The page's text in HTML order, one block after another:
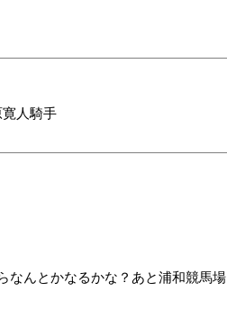
人騎手
んとかなるかな？あと浦和競馬